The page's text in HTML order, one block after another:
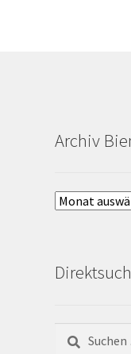
Archiv
Archiv
Suchen